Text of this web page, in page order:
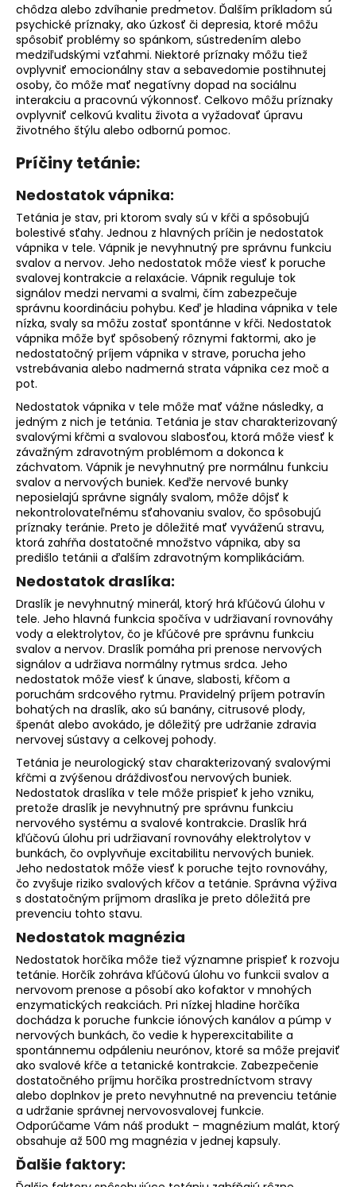
chôdza alebo zdvíhanie predmetov. Ďalším príkladom sú
psychické príznaky, ako úzkosť či depresia, ktoré môžu
spôsobiť problémy so spánkom, sústredením alebo
medziľudskými vzťahmi. Niektoré príznaky môžu tiež
ovplyvniť emocionálny stav a sebavedomie postihnutej
osoby, čo môže mať negatívny dopad na sociálnu
interakciu a pracovnú výkonnosť. Celkovo môžu príznaky
ovplyvniť celkovú kvalitu života a vyžadovať úpravu
životného štýlu alebo odbornú pomoc.
Príčiny tetánie:
Nedostatok vápnika:
Tetánia je stav, pri ktorom svaly sú v kŕči a spôsobujú
bolestivé sťahy. Jednou z hlavných príčin je nedostatok
vápnika v tele. Vápnik je nevyhnutný pre správnu funkciu
svalov a nervov. Jeho nedostatok môže viesť k poruche
svalovej kontrakcie a relaxácie. Vápnik reguluje tok
signálov medzi nervami a svalmi, čím zabezpečuje
správnu koordináciu pohybu. Keď je hladina vápnika v tele
nízka, svaly sa môžu zostať spontánne v kŕči. Nedostatok
vápnika môže byť spôsobený rôznymi faktormi, ako je
nedostatočný príjem vápnika v strave, porucha jeho
vstrebávania alebo nadmerná strata vápnika cez moč a
pot.
Nedostatok vápnika v tele môže mať vážne následky, a
jedným z nich je tetánia. Tetánia je stav charakterizovaný
svalovými kŕčmi a svalovou slabosťou, ktorá môže viesť k
závažným zdravotným problémom a dokonca k
záchvatom. Vápnik je nevyhnutný pre normálnu funkciu
svalov a nervových buniek. Keďže nervové bunky
neposielajú správne signály svalom, môže dôjsť k
nekontrolovateľnému sťahovaniu svalov, čo spôsobujú
príznaky teránie. Preto je dôležité mať vyváženú stravu,
ktorá zahŕňa dostatočné množstvo vápnika, aby sa
predišlo tetánii a ďalším zdravotným komplikáciám.
Nedostatok draslíka:
Draslík je nevyhnutný minerál, ktorý hrá kľúčovú úlohu v
tele. Jeho hlavná funkcia spočíva v udržiavaní rovnováhy
vody a elektrolytov, čo je kľúčové pre správnu funkciu
svalov a nervov. Draslík pomáha pri prenose nervových
signálov a udržiava normálny rytmus srdca. Jeho
nedostatok môže viesť k únave, slabosti, kŕčom a
poruchám srdcového rytmu. Pravidelný príjem potravín
bohatých na draslík, ako sú banány, citrusové plody,
špenát alebo avokádo, je dôležitý pre udržanie zdravia
nervovej sústavy a celkovej pohody.
Tetánia je neurologický stav charakterizovaný svalovými
kŕčmi a zvýšenou dráždivosťou nervových buniek.
Nedostatok draslíka v tele môže prispieť k jeho vzniku,
pretože draslík je nevyhnutný pre správnu funkciu
nervového systému a svalové kontrakcie. Draslík hrá
kľúčovú úlohu pri udržiavaní rovnováhy elektrolytov v
bunkách, čo ovplyvňuje excitabilitu nervových buniek.
Jeho nedostatok môže viesť k poruche tejto rovnováhy,
čo zvyšuje riziko svalových kŕčov a tetánie. Správna výživa
s dostatočným príjmom draslíka je preto dôležitá pre
prevenciu tohto stavu.
Nedostatok magnézia
Nedostatok horčíka môže tiež významne prispieť k rozvoju
tetánie. Horčík zohráva kľúčovú úlohu vo funkcii svalov a
nervovom prenose a pôsobí ako kofaktor v mnohých
enzymatických reakciách. Pri nízkej hladine horčíka
dochádza k poruche funkcie iónových kanálov a púmp v
nervových bunkách, čo vedie k hyperexcitabilite a
spontánnemu odpáleniu neurónov, ktoré sa môže prejaviť
ako svalové kŕče a tetanické kontrakcie. Zabezpečenie
dostatočného príjmu horčíka prostredníctvom stravy
alebo doplnkov je preto nevyhnutné na prevenciu tetánie
a udržanie správnej nervovosvalovej funkcie.
Odporúčame Vám náš produkt – magnézium malát, ktorý
obsahuje až 500 mg magnézia v jednej kapsuly.
Ďalšie faktory:
CIEVOK
€9,99